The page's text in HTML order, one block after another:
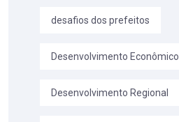
desafios dos prefeitos
Desenvolvimento Econômico
Desenvolvimento Regional